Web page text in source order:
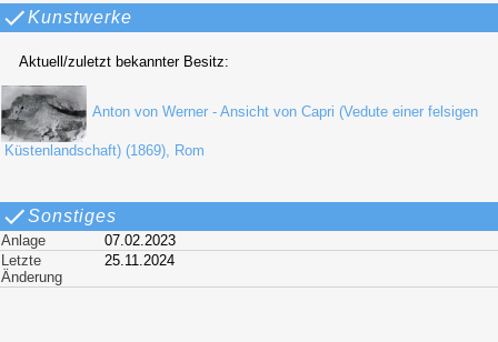
Kunstwerke
Aktuell/zuletzt bekannter Besitz:
Anton von Werner - Ansicht von Capri (Vedute einer felsigen
Küstenlandschaft) (1869), Rom
Sonstiges
Anlage
07.02.2023
Letzte
Änderung
25.11.2024